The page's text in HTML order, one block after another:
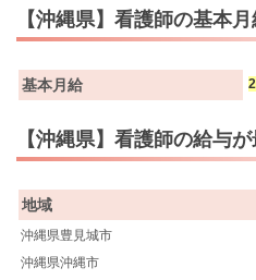
【沖縄県】看護師の基本
基本月給
【沖縄県】看護師の給与
地域
沖縄県豊見城市
沖縄県沖縄市